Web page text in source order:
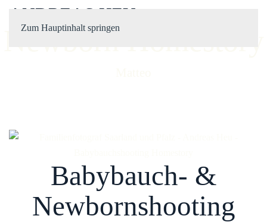
Zum Hauptinhalt springen
ANDREAS HEU
Newborn Homestory
Babybauch- &
Newbornshooting